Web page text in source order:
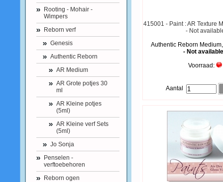
Rooting - Mohair -
Wimpers
Reborn verf
Genesis
Authentic Reborn
AR Medium
AR Grote potjes 30
ml
AR Kleine potjes
(5ml)
AR Kleine verf Sets
(5ml)
Jo Sonja
Penselen -
verftoebehoren
Reborn ogen
415001 - Paint : AR Texture
- Not
Authentic Reborn
- Not
Voorraad:
Aantal